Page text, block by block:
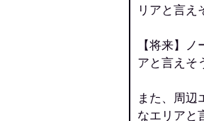
リアと言え
【将来】
アと言えそ
また、周辺
なエリアと